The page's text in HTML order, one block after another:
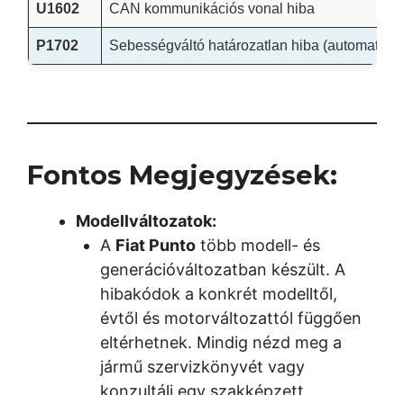
U1602 CAN kommunikációs vonal hiba
P1702 Sebességváltó határozatlan hiba (automata
Fontos Megjegyzések:
Modellváltozatok:
A Fiat Punto több modell- és
generációváltozatban készült. A
hibakódok a konkrét modelltől,
évtől és motorváltozattól függően
eltérhetnek. Mindig nézd meg a
jármű szervizkönyvét vagy
konzultálj egy szakképzett